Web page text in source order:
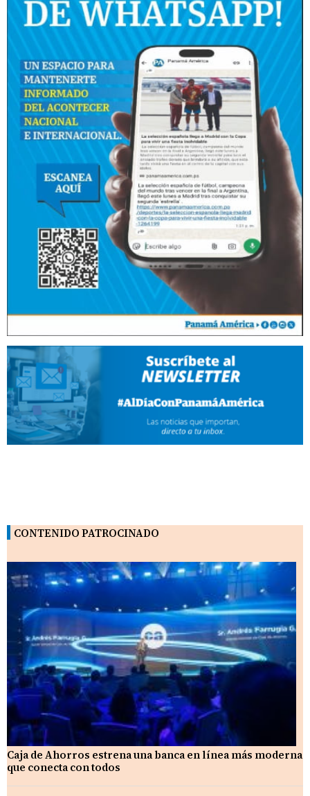
CONTENIDO PATROCINADO
Caja de Ahorros estrena una banca en línea más moderna
que conecta con todos